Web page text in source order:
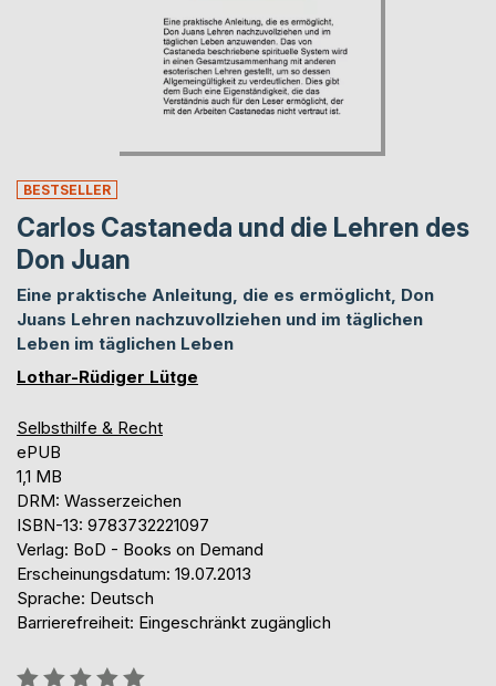
BESTSELLER
Carlos Castaneda und die Lehren des
Don Juan
Eine praktische Anleitung, die es ermöglicht, Don
Juans Lehren nachzuvollziehen und im täglichen
Leben im täglichen Leben
Lothar-Rüdiger Lütge
Selbsthilfe & Recht
ePUB
1,1 MB
DRM: Wasserzeichen
ISBN-13: 9783732221097
Verlag: BoD - Books on Demand
Erscheinungsdatum: 19.07.2013
Sprache: Deutsch
Barrierefreiheit: Eingeschränkt zugänglich
Bewertung::